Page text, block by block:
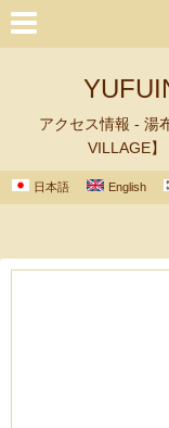
アクセス情報 - 湯
VILLAGE】
日本語 English